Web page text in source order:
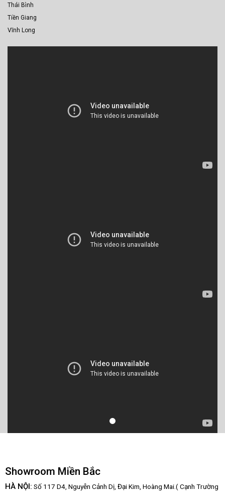
Thái Bình
Tiền Giang
Vĩnh Long
Showroom Miền Bắc
HÀ NỘI: Số 117 D4, Nguyễn Cảnh Dị, Đại Kim, Hoàng Mai.( Cạnh Trường